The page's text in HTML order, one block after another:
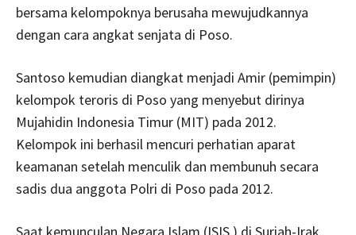
bersama kelompoknya berusaha mewujudkannya
dengan cara angkat senjata di Poso.
Santoso kemudian diangkat menjadi Amir (pemimpin)
kelompok teroris di Poso yang menyebut dirinya
Mujahidin Indonesia Timur (MIT) pada 2012.
Kelompok ini berhasil mencuri perhatian aparat
keamanan setelah menculik dan membunuh secara
sadis dua anggota Polri di Poso pada 2012.
Saat kemunculan Negara Islam (ISIS ) di Suriah-Irak